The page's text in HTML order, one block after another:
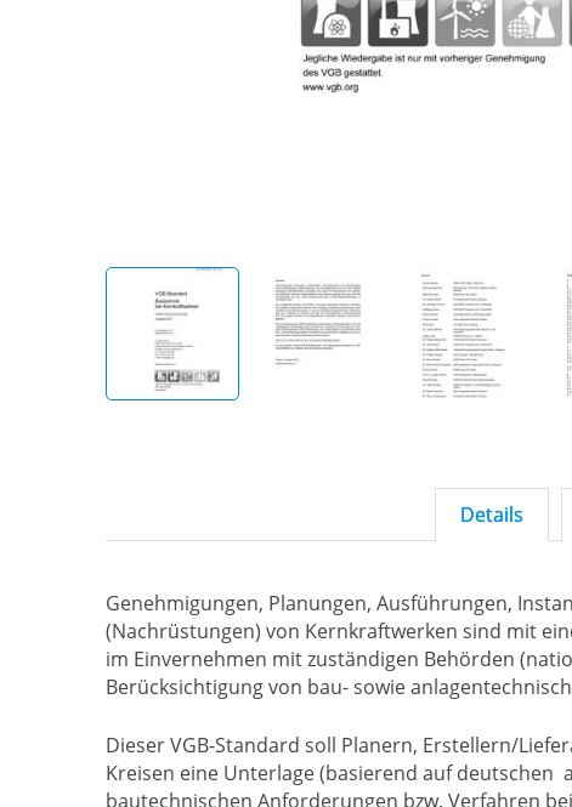
Details
Genehmigungen, Planungen, Ausführungen,
(Nachrüstungen) von Kernkraftwerken sind mit
im Einvernehmen mit zuständigen Behörden
Berücksichtigung von bau- sowie
Dieser VGB-Standard soll Planern, Erstellern/
Kreisen eine Unterlage (basierend auf
bautechnischen Anforderungen bzw. Verfahren